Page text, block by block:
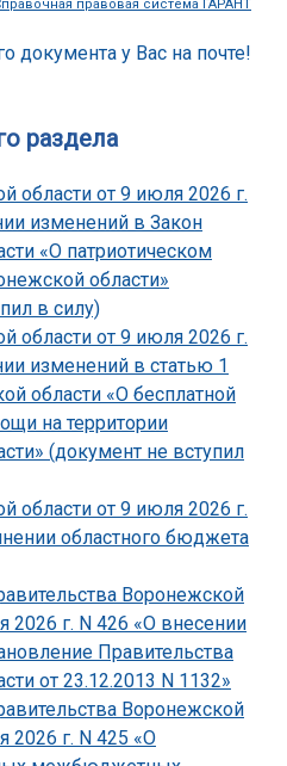
правовая система ГАРАНТ
раздела
области от 9 июля 2026 г.
изменений в Закон
«О патриотическом
области»
в силу)
области от 9 июля 2026 г.
изменений в статью 1
области «О бесплатной
на территории
(документ не вступил
области от 9 июля 2026 г.
областного бюджета
Воронежской
2026 г. N 426 «О внесении
Правительства
от 23.12.2013 N 1132»
Воронежской
2026 г. N 425 «О